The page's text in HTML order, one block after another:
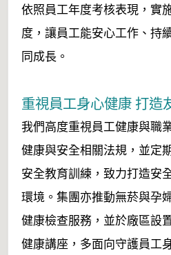
依照員工年度考核表現，實
度，讓員工能安心工作、持
同成長。
重視員工身心健康 打造
我們高度重視員工健康與職
健康與安全相關法規，並定
安全教育訓練，致力打造安
環境。集團亦推動無菸與孕
健康檢查服務，並於廠區設
健康講座，多面向守護員工